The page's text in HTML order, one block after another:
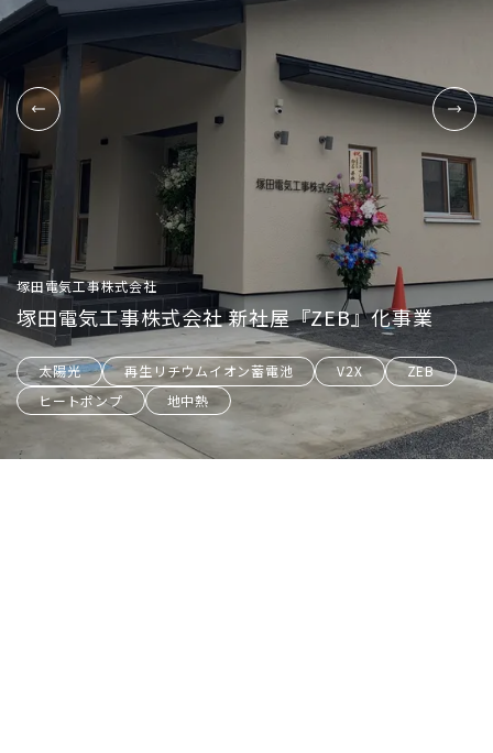
塚田電気工事株式会社
塚田電気工事株式会社 新社屋『ZEB』化事業
太陽光 再生リチウムイオン蓄電池 V2X
ZEB
ヒートポンプ
地中熱
福島ミドリ安全株式会社いわき支店
事務所兼防災倉庫への自家消費型再生可能エネル
ギー導入事業
ヒートポンプ 太陽光 V2X
星のや竹富島（星野リゾート）
星のや竹富島 水·熱·電気の自立システム
ヒートポンプ 太陽光 再生リチウムイオン蓄電池
塚田電気工事株式会社
塚田電気工事株式会社 新社屋『ZEB』化事業
太陽光 再生リチウムイオン蓄電池 V2X
ZEB
ヒートポンプ
地中熱
福島ミドリ安全株式会社いわき支店
事務所兼防災倉庫への自家消費型再生可能エネル
ギー導入事業
ヒートポンプ 太陽光 V2X
星のや竹富島（星野リゾート）
星のや竹富島 水·熱·電気の自立システム
ヒートポンプ 太陽光 再生リチウムイオン蓄電池
塚田電気工事株式会社
塚田電気工事株式会社 新社屋『ZEB』化事業
太陽光 再生リチウムイオン蓄電池 V2X
ZEB
ヒートポンプ
地中熱